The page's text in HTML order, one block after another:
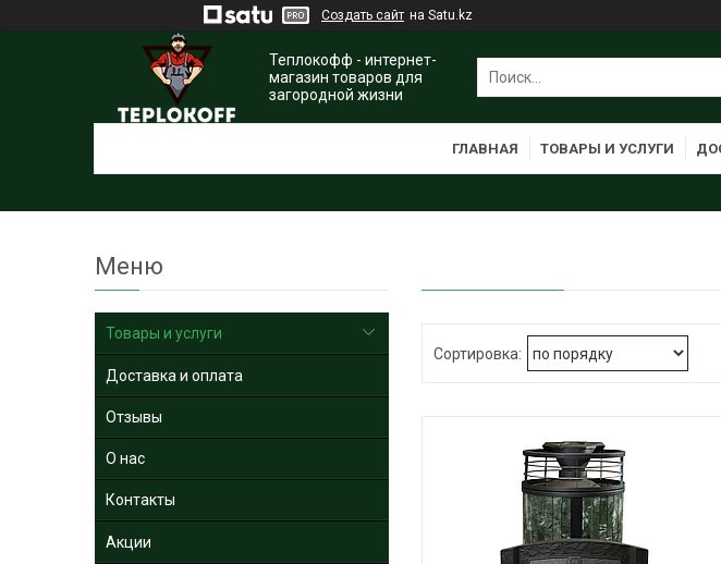
Создать сайт на Satu.kz
Теплокофф - интернет-
магазин товаров для
загородной жизни
ГЛАВНАЯ ТОВАРЫ И УСЛУГИ
Товары и услуги
Доставка и оплата
Отзывы
О нас
Контакты
Акции